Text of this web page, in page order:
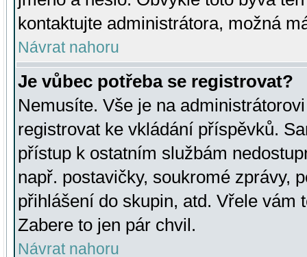
kontaktujte administrátora, možná
Návrat nahoru
Je vůbec potřeba se registrovat?
Nemusíte. Vše je na
registrovat ke vkládání příspěvků.
přístup k ostatním službám
např. postavičky, soukromé zprávy,
přihlášení do skupin, atd. Vřele vám
Zabere to jen pár chvil.
Návrat nahoru